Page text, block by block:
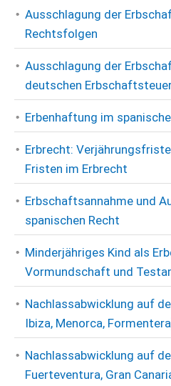
Ausschlagung der
Rechtsfolgen
Ausschlagung der
deutschen
Erbenhaftung im
Erbrecht:
Fristen im Erbrecht
Erbschaftsannahme und
spanischen Recht
Minderjähriges Kind als
Vormundschaft und
Nachlassabwicklung auf
Ibiza, Menorca,
Nachlassabwicklung auf
Fuerteventura, Gran